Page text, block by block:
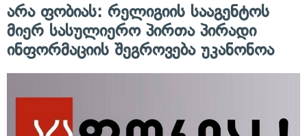
არა ფობიას: რელიგიის სააგენტოს
მიერ სასულიერო პირთა პირადი
ინფორმაციის შეგროვება უკანონოა